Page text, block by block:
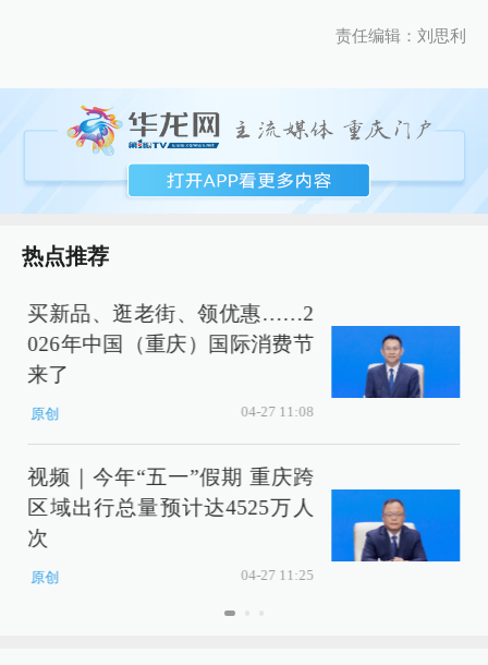
责任编辑：刘思利
热点推荐
买新品、逛老街、领优惠……2
026年中国（重庆）国际消费节
来了
原创 04-27 11:08
视频｜今年“五一”假期 重庆跨
区域出行总量预计达4525万人
次
原创 04-27 11:25